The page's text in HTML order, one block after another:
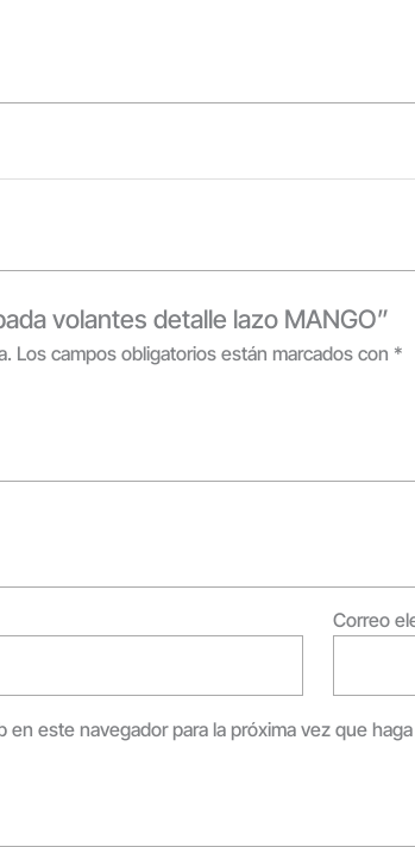
volantes detalle lazo MANGO”
Los campos obligatorios están marcados con *
Correo
este navegador para la próxima vez que